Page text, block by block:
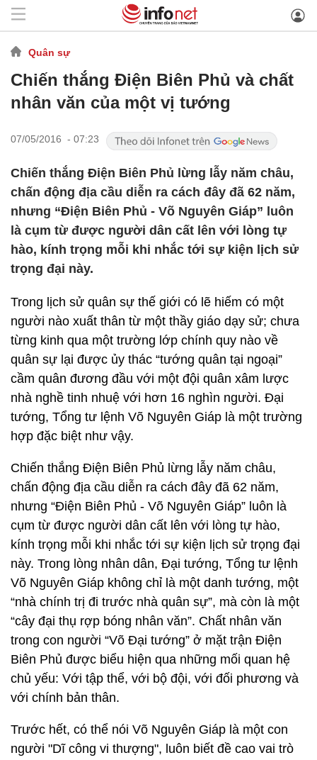
Quân sự
Chiến thắng Điện Biên Phủ và chất
nhân văn của một vị tướng
07/05/2016 - 07:23
Chiến thắng Điện Biên Phủ lừng lẫy năm châu,
chấn động địa cầu diễn ra cách đây đã 62 năm,
nhưng “Điện Biên Phủ - Võ Nguyên Giáp” luôn
là cụm từ được người dân cất lên với lòng tự
hào, kính trọng mỗi khi nhắc tới sự kiện lịch sử
trọng đại này.
Trong lịch sử quân sự thế giới có lẽ hiếm có một
người nào xuất thân từ một thầy giáo dạy sử; chưa
từng kinh qua một trường lớp chính quy nào về
quân sự lại được ủy thác “tướng quân tại ngoại”
cầm quân đương đầu với một đội quân xâm lược
nhà nghề tinh nhuệ với hơn 16 nghìn người. Đại
tướng, Tổng tư lệnh Võ Nguyên Giáp là một trường
hợp đặc biệt như vậy.
Chiến thắng Điện Biên Phủ lừng lẫy năm châu,
chấn động địa cầu diễn ra cách đây đã 62 năm,
nhưng “Điện Biên Phủ - Võ Nguyên Giáp” luôn là
cụm từ được người dân cất lên với lòng tự hào,
kính trọng mỗi khi nhắc tới sự kiện lịch sử trọng đại
này. Trong lòng nhân dân, Đại tướng, Tổng tư lệnh
Võ Nguyên Giáp không chỉ là một danh tướng, một
“nhà chính trị đi trước nhà quân sự”, mà còn là một
“cây đại thụ rợp bóng nhân văn”. Chất nhân văn
trong con người “Võ Đại tướng” ở mặt trận Điện
Biên Phủ được biểu hiện qua những mối quan hệ
chủ yếu: Với tập thể, với bộ đội, với đối phương và
với chính bản thân.
Trước hết, có thể nói Võ Nguyên Giáp là một con
người "Dĩ công vi thượng", luôn biết đề cao vai trò